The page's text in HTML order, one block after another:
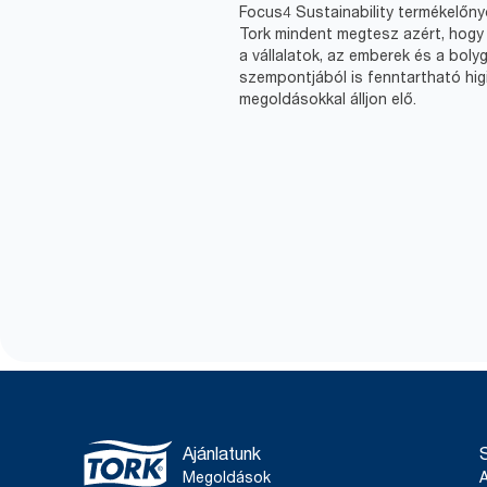
Focus4 Sustainability
Tork mindent megtesz azért, hogy
a vállalatok, az emberek és a
szempontjából is fenntartható
megoldásokkal álljon elő.
Ajánlatunk
Megoldások